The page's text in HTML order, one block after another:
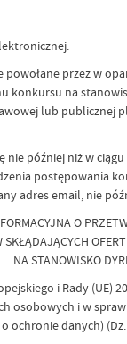
przez w
konkursu na
lub publicznej
później niż w
postępowania
adres email, nie
O
NA STANOWISKO
i Rady (UE)
osobowych i w
danych) (Dz.